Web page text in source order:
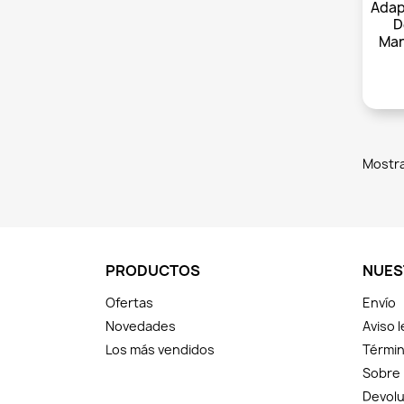
PRODUCTOS
Ofertas
Novedades
Los más vendidos
Envío
Aviso